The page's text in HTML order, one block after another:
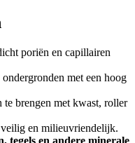
poriën en capillairen
ondergronden met een hoog
te brengen met kwast, roller
en milieuvriendelijk.